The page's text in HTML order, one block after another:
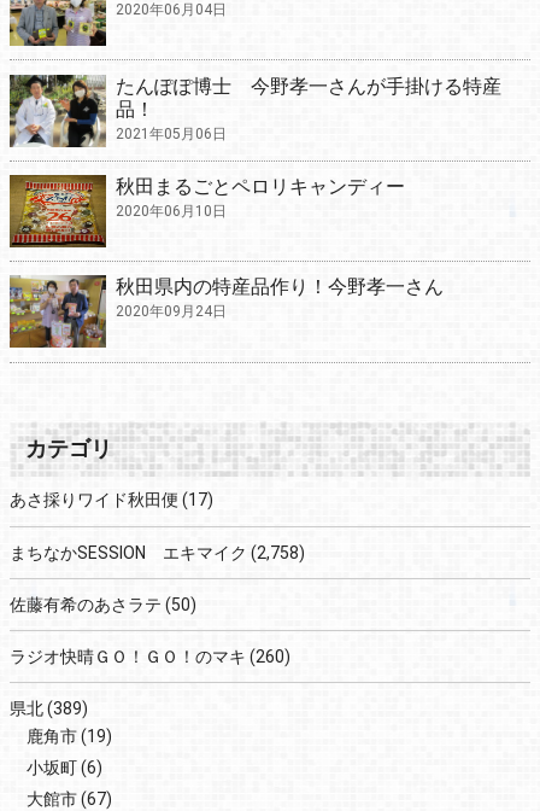
2020年06月04日
たんぽぽ博士 今野孝一さんが手掛ける特産
品！
2021年05月06日
秋田まるごとペロリキャンディー
2020年06月10日
秋田県内の特産品作り！今野孝一さん
2020年09月24日
カテゴリ
あさ採りワイド秋田便 (17)
まちなかSESSION エキマイク (2,758)
佐藤有希のあさラテ (50)
ラジオ快晴ＧＯ！ＧＯ！のマキ (260)
県北(389)
鹿角市(19)
小坂町(6)
大館市(67)